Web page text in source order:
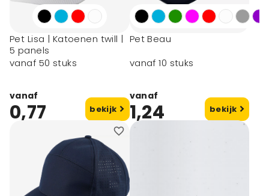
Pet Lisa | Katoenen twill |
5 panels
vanaf 50 stuks
vanaf
0,77 bekijk
Pet Beau
vanaf 10 stuks
vanaf
1,24 bekijk